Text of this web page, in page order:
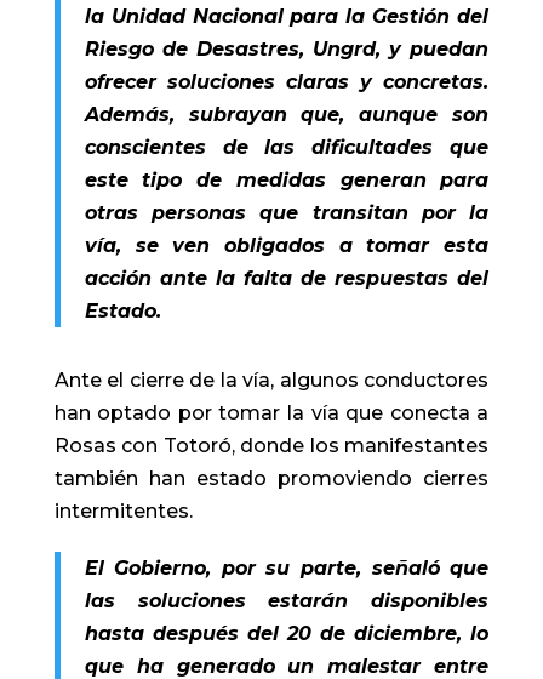
la Unidad Nacional para la Gestión del
Riesgo de Desastres, Ungrd, y puedan
ofrecer soluciones claras y concretas.
Además, subrayan que, aunque son
conscientes de las dificultades que
este tipo de medidas generan para
otras personas que transitan por la
vía, se ven obligados a tomar esta
acción ante la falta de respuestas del
Estado.
Ante el cierre de la vía, algunos conductores
han optado por tomar la vía que conecta a
Rosas con Totoró, donde los manifestantes
también han estado promoviendo cierres
intermitentes.
El Gobierno, por su parte, señaló que
las soluciones estarán disponibles
hasta después del 20 de diciembre, lo
que ha generado un malestar entre